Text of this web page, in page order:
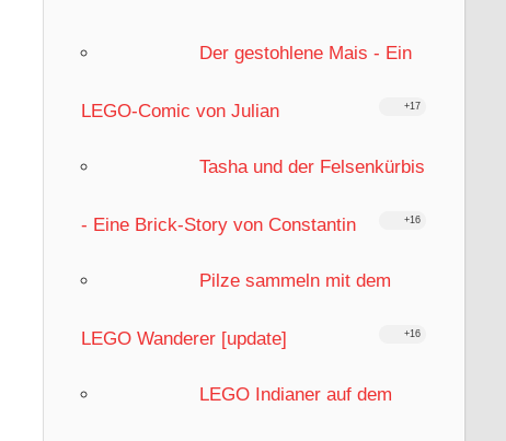
Der gestohlene Mais - Ein
LEGO-Comic von Julian +17
Tasha und der Felsenkürbis
- Eine Brick-Story von Constantin +16
Pilze sammeln mit dem
LEGO Wanderer [update] +16
LEGO Indianer auf dem